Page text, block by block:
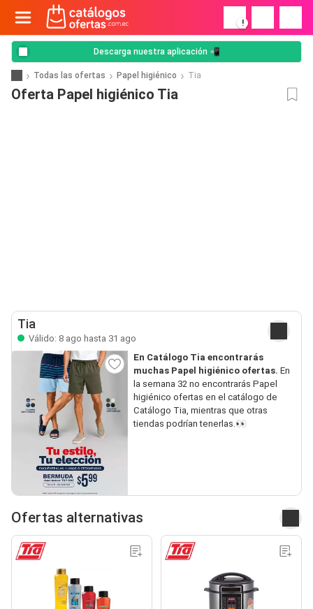
!
Descarga nuestra aplicación 📲
Todas las ofertas Papel higiénico Tia
Oferta Papel higiénico Tia
Tia
Válido: 8 ago hasta 31 ago
En Catálogo Tia encontrarás
muchas Papel higiénico ofertas. En
la semana 32 no encontrarás Papel
higiénico ofertas en el catálogo de
Catálogo Tia, mientras que otras
tiendas podrían tenerlas.👀
Ofertas alternativas